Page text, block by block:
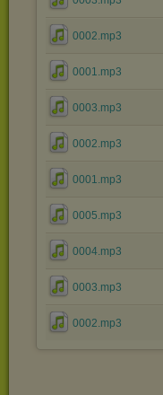
0002.mp3
0001.mp3
0003.mp3
0002.mp3
0001.mp3
0005.mp3
0004.mp3
0003.mp3
0002.mp3